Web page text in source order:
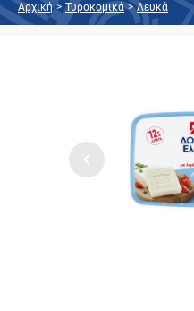
Αρχική > Τυροκομικά > Λευκά